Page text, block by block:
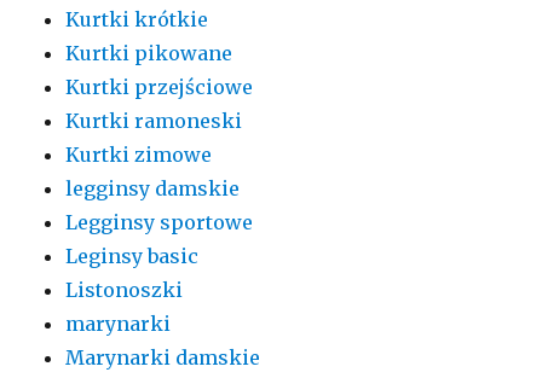
Kurtki krótkie
Kurtki pikowane
Kurtki przejściowe
Kurtki ramoneski
Kurtki zimowe
legginsy damskie
Legginsy sportowe
Leginsy basic
Listonoszki
marynarki
Marynarki damskie